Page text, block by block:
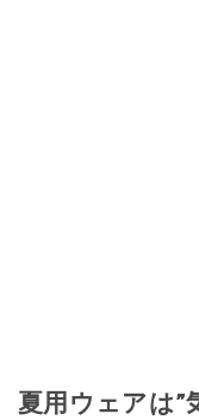
夏用ウェアは”